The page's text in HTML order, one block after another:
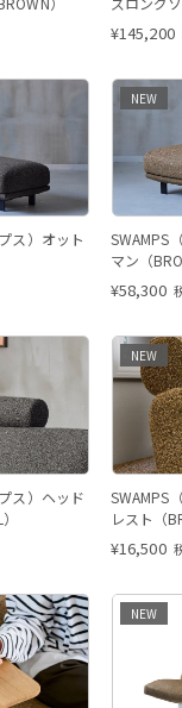
¥145,200
ス）オット
NEW
SWAMPS
マン（
¥58,300
ス）ヘッド
NEW
SWAMPS
レスト（
¥16,500
NEW